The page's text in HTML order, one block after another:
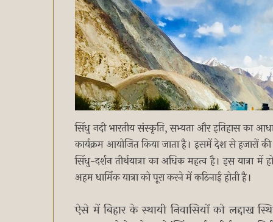
सिंधु नदी भारतीय संस्कृति, सभ्यता और इतिहास का
कार्यक्रम आयोजित किया जाता है। इसमें देश से हजारों
सिंधु-दर्शन तीर्थयात्रा का अधिक महत्व है। इस
अहम धार्मिक यात्रा को पूरा करने में कठिनाई होती है।
ऐसे में बिहार के स्थायी निवासियों को लद्दाख